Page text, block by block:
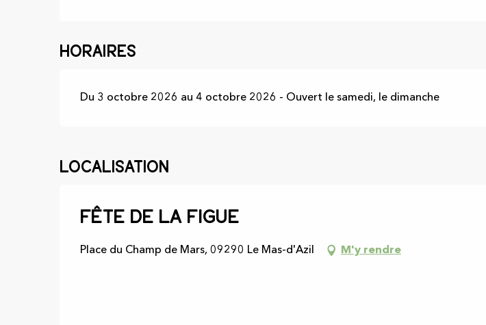
Horaires
Du 3 octobre 2026 au 4 octobre 2026 - Ouvert le samedi, le dimanche
Localisation
Fête de la figue
Place du Champ de Mars, 09290 Le Mas-d'Azil M'y rendre